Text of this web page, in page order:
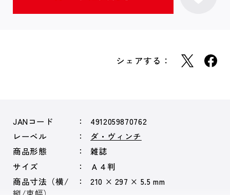
シェアする：
JANコード
4912059870762
レーベル
ダ・ヴィンチ
商品形態
雑誌
サイズ
Ａ４判
商品寸法（横/
210 × 297 × 5.5 mm